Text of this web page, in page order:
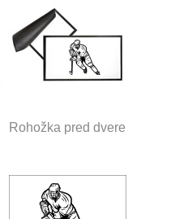
Rohožka pred dvere